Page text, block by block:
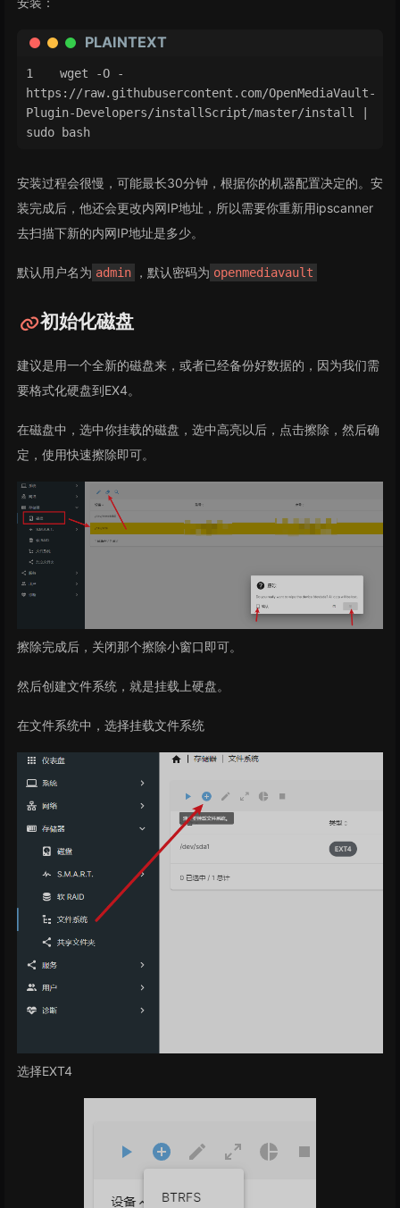
PLAINTEXT
wget -O -
https://raw.githubusercontent.com/OpenMediaVault-
Plugin-Developers/installScript/master/install |
sudo bash
安装过程会很慢，可能最长30分钟，根据你的机器配置决定的。安
装完成后，他还会更改内网IP地址，所以需要你重新用ipscanner
去扫描下新的内网IP地址是多少。
默认用户名为 admin ，默认密码为 openmediavault
初始化磁盘
建议是用一个全新的磁盘来，或者已经备份好数据的，因为我们需
要格式化硬盘到EX4。
在磁盘中，选中你挂载的磁盘，选中高亮以后，点击擦除，然后确
定，使用快速擦除即可。
擦除完成后，关闭那个擦除小窗口即可。
然后创建文件系统，就是挂载上硬盘。
在文件系统中，选择挂载文件系统
选择EXT4